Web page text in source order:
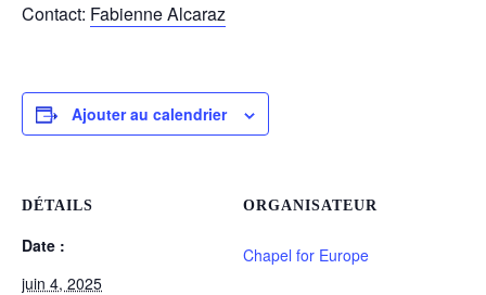
Contact: Fabienne Alcaraz
Ajouter au calendrier
DÉTAILS
Date :
juin 4, 2025
ORGANISATEUR
Chapel for Europe